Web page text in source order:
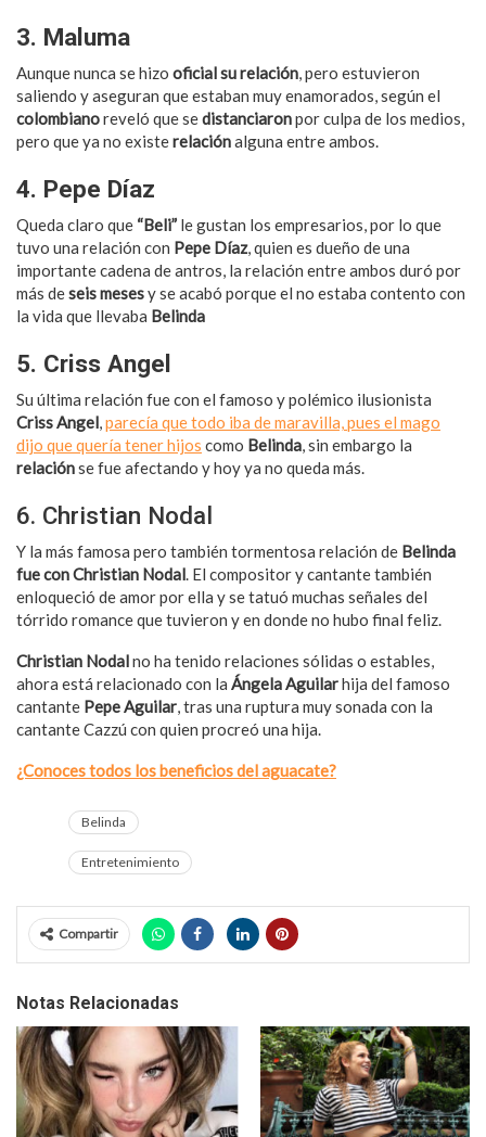
3. Maluma
Aunque nunca se hizo oficial su relación, pero estuvieron
saliendo y aseguran que estaban muy enamorados, según el
colombianoreveló que sedistanciaronpor culpa de los medios,
pero que ya no existerelaciónalguna entre ambos.
4. Pepe Díaz
Queda claro que “Beli” le gustan los empresarios, por lo que
tuvo una relación con Pepe Díaz, quien es dueño de una
importante cadena de antros, la relación entre ambos duró por
más deseis mesesy se acabó porque el no estaba contento con
la vida que llevaba Belinda
5. Criss Angel
Su última relación fue con el famoso y polémico ilusionista
Criss Angel,parecía que todo iba de maravilla, pues el mago
dijo que quería tener hijos como Belinda, sin embargo la
relaciónse fue afectando y hoy ya no queda más.
6. Christian Nodal
Y la más famosa pero también tormentosa relación de Belinda
fue con Christian Nodal. El compositor y cantante también
enloqueció de amor por ella y se tatuó muchas señales del
tórrido romance que tuvieron y en donde no hubo final feliz.
Christian Nodalno ha tenido relaciones sólidas o estables,
ahora está relacionado con la Ángela Aguilarhija del famoso
cantante Pepe Aguilar, tras una ruptura muy sonada con la
cantante Cazzú con quien procreó una hija.
¿Conoces todos los beneficios del aguacate?
Belinda
Entretenimiento
Compartir
Notas Relacionadas